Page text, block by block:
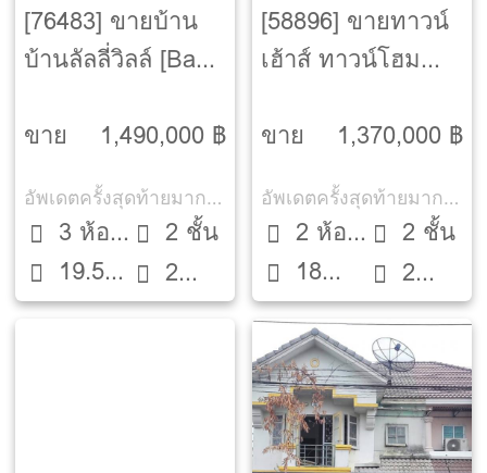
[76483] ขายบ้าน
บ้านลัลลี่วิลล์ [Baan
ขาย
1,490,000 ฿
อัพเดตครั้งสุดท้ายมากกว่า 30 วัน
3 ห้อง
นอน19.5
ตรว.
2 ชั้น
2
ห้องน้ำ
[58896] ขายทาวน์
เฮ้าส์ ทาวน์โฮม
Lalliville]
ขาย 1,370,000 ฿
อัพเดตครั้งสุดท้ายมากกว่า 30 วัน
2 ห้อง
นอน18
ตรว.
2 ชั้น
2
ห้องน้ำ